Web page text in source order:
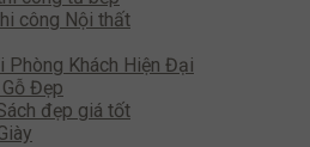
công Nội thất
Phòng Khách Hiện Đại
Đẹp
đẹp giá tốt